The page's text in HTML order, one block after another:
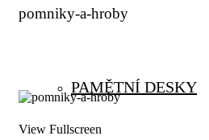
PAMĚTNÍ DESKY
pomniky-a-hroby
View Fullscreen